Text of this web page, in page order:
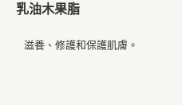
乳油木果脂
滋養、修護和保護肌膚。